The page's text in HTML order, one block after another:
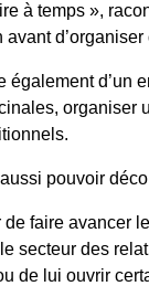
à temps »,
avant
également d’un
organiser
pouvoir
de faire avancer
secteur des
de lui ouvrir